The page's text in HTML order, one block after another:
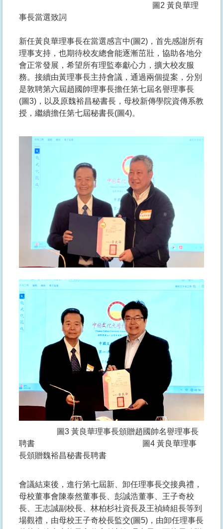
圖2 黃良華理
事長當選致詞
新任黃良華理事長在當選感言中(圖2)，首先感謝所有
理事支持，也期待校友總會能逐漸茁壯，協助各地分
會正常發展，希望所有理監奉獻心力，擴大校友服
務。接續由黃理事長主持會議，通過兩個提案，分別
是敦聘第六屆趙國帥理事長擔任第七屆名譽理事長
(圖3)，以及原魏裕昌秘書長，母校新傳學院資傳系教
授，繼續擔任第七屆秘書長(圖4)。
圖3 黃良華理事長頒贈趙國帥名譽理事長
聘書 圖4 黃良華理事
長頒贈魏裕昌秘書長聘書
會議結束後，進行第七屆新、卸任理事長交接典禮，
母校董事會陳泰然董事長、彭誠浩董事、王子奇校
長、王志誠副校長、林柏杉社資長及王禎綺組長等到
場觀禮，由母校王子奇校長監交(圖5)，由卸任理事長